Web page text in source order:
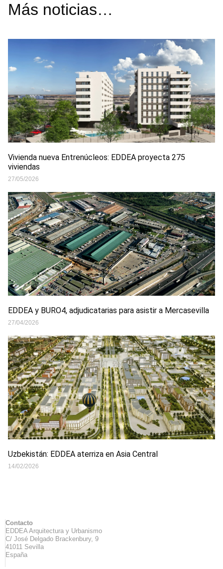
Más noticias…
Vivienda nueva Entrenúcleos: EDDEA proyecta 275
viviendas
27/05/2026
EDDEA y BURO4, adjudicatarias para asistir a Mercasevilla
27/04/2026
Uzbekistán: EDDEA aterriza en Asia Central
14/02/2026
Contacto
EDDEA Arquitectura y Urbanismo
C/ José Delgado Brackenbury, 9
41011 Sevilla
España